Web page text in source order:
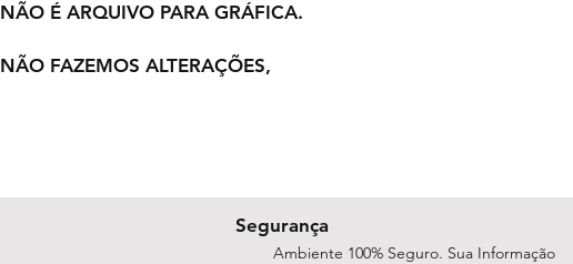
NÃO É ARQUIVO PARA GRÁFICA.
NÃO FAZEMOS ALTERAÇÕES,
Segurança
Ambiente 100% Seguro. Sua Informação